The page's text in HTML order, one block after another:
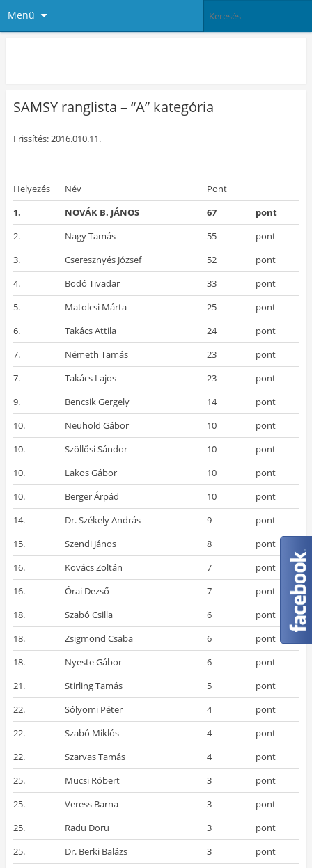
Menü
SAMSY ranglista – “A” kategória
Frissítés: 2016.010.11.
Helyezés Név
Pont
1.
NOVÁK B. JÁNOS 67
pont
2.
Nagy Tamás 55
pont
3.
Cseresznyés József 52
pont
4.
Bodó Tivadar 33
pont
5.
Matolcsi Márta 25
pont
6.
Takács Attila 24
pont
7.
Németh Tamás 23
pont
7.
Takács Lajos 23
pont
9.
Bencsik Gergely 14
pont
10.
Neuhold Gábor 10
pont
10.
Szöllősi Sándor 10
pont
10.
Lakos Gábor 10
pont
10.
Berger Árpád 10
pont
14.
Dr. Székely András 9
pont
15.
Szendi János 8
pont
16.
Kovács Zoltán 7
pont
16.
Órai Dezső 7
pont
18.
Szabó Csilla 6
pont
18.
Zsigmond Csaba 6
pont
18.
Nyeste Gábor 6
pont
21.
Stirling Tamás 5
pont
22.
Sólyomi Péter 4
pont
22.
Szabó Miklós 4
pont
22.
Szarvas Tamás 4
pont
25.
Mucsi Róbert 3
pont
25.
Veress Barna 3
pont
25.
Radu Doru 3
pont
25.
Dr. Berki Balázs 3
pont